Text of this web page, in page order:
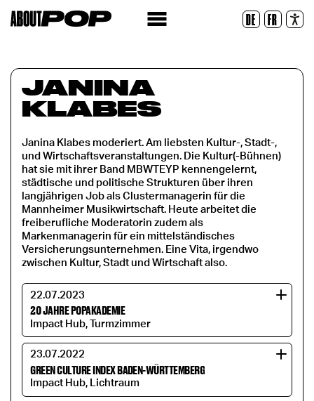
DE FR
JANINA
KLABES
Janina Klabes moderiert. Am liebsten Kultur-, Stadt-,
und Wirtschaftsveranstaltungen. Die Kultur(-Bühnen)
hat sie mit ihrer Band MBWTEYP kennengelernt,
städtische und politische Strukturen über ihren
langjährigen Job als Clustermanagerin für die
Mannheimer Musikwirtschaft. Heute arbeitet die
freiberufliche Moderatorin zudem als
Markenmanagerin für ein mittelständisches
Versicherungsunternehmen. Eine Vita, irgendwo
zwischen Kultur, Stadt und Wirtschaft also.
22.07.2023
20 JAHRE POPAKADEMIE
Impact Hub, Turmzimmer
23.07.2022
GREEN CULTURE INDEX BADEN-WÜRTTEMBERG
Impact Hub, Lichtraum